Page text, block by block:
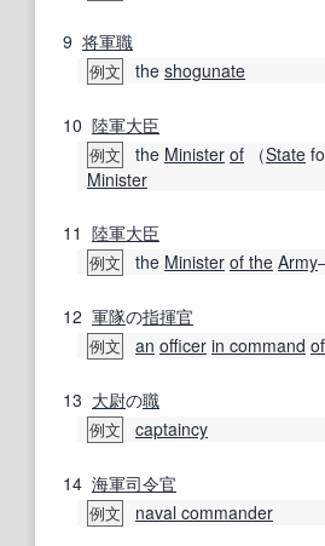
9 将軍職
例文 the shogunate
10 陸軍大臣
例文 the Minister of （State
Minister
11 陸軍大臣
例文 the Minister of the Army
12 軍隊の指揮官
例文 an officer in command
13 大尉の職
例文 captaincy
14 海軍司令官
例文 naval commander